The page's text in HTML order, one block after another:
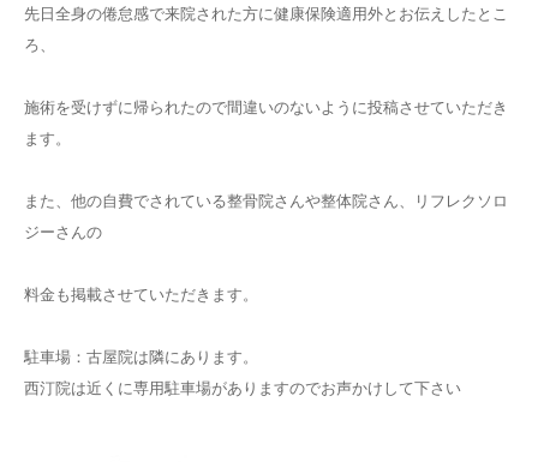
先日全身の倦怠感で来院された方に健康保険適用外とお伝えしたとこ
ろ、
施術を受けずに帰られたので間違いのないように投稿させていただき
ます。
また、他の自費でされている整骨院さんや整体院さん、リフレクソロ
ジーさんの
料金も掲載させていただきます。
駐車場：古屋院は隣にあります。
西汀院は近くに専用駐車場がありますのでお声かけして下さい